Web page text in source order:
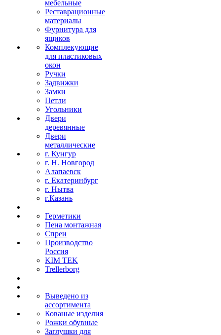
мебельные
Реставрационные
материалы
Фурнитура для
ящиков
Комплекующие
для пластиковых
окон
Ручки
Задвижки
Замки
Петли
Угольники
Двери
деревянные
Двери
металлические
г. Кунгур
г. Н. Новгород
Алапаевск
г. Екатеринбург
г. Нытва
г.Казань
Герметики
Пена монтажная
Спреи
Производство
Россия
KIM TEK
Trellerborg
Выведено из
ассортимента
Кованые изделия
Рожки обувные
Заглушки для